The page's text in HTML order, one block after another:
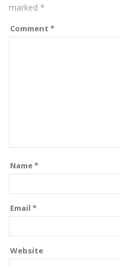
marked *
Comment *
Name*
Email *
Website